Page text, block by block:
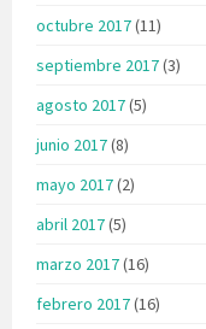
octubre 2017(11)
septiembre 2017(3)
agosto 2017(5)
junio 2017(8)
mayo 2017(2)
abril 2017(5)
marzo 2017(16)
febrero 2017(16)